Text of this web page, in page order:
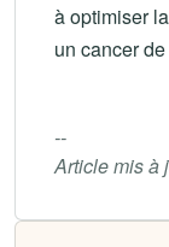
à optimiser
un cancer
--
Article mis à